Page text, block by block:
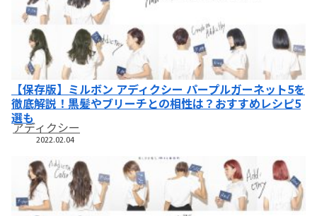
【保存版】ミルボン アディクシー パープルガーネット5を
徹底解説！黒髪やブリーチとの相性は？おすすめレシピ5
選も
アディクシー
2022.02.04